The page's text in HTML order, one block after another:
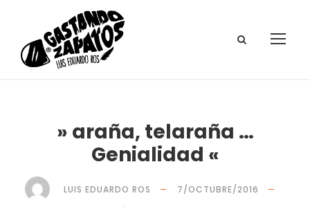
» araña, telaraña …
Genialidad «
LUIS EDUARDO ROS
7/OCTUBRE/2016